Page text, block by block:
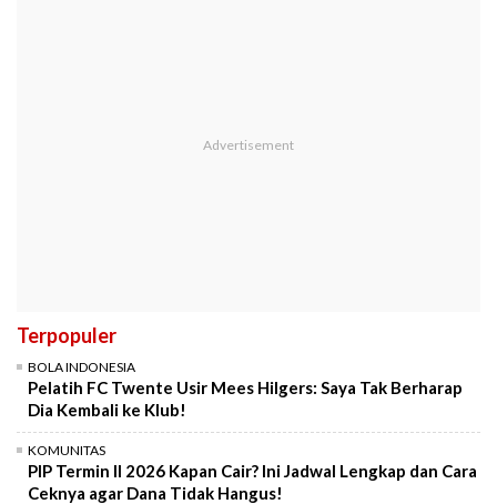
Terpopuler
BOLA INDONESIA
Pelatih FC Twente Usir Mees Hilgers: Saya Tak Berharap
Dia Kembali ke Klub!
KOMUNITAS
PIP Termin II 2026 Kapan Cair? Ini Jadwal Lengkap dan Cara
Ceknya agar Dana Tidak Hangus!